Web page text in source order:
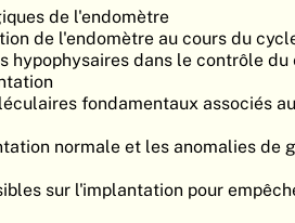
de l'endomètre
de l'endomètre au cours du
hypophysaires dans le contrôle
fondamentaux associés
normale et les anomalies de
sur l'implantation pour